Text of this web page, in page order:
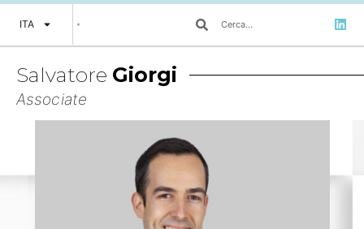
ITA
Salvatore Giorgi
Associate